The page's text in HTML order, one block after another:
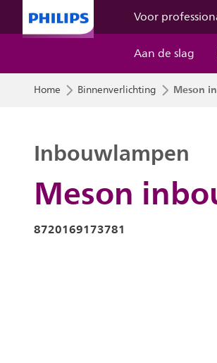
Voor
Aan de slag
Home Binnenverlichting Meson
Meson
Inbouwlampen
8720169173781